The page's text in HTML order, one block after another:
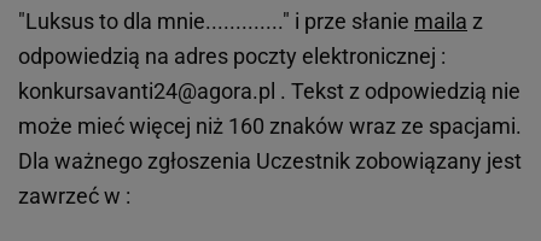
"Luksus to dla mnie............." i prze słanie maila z
odpowiedzią na adres poczty elektronicznej :
konkursavanti24@agora.pl . Tekst z odpowiedzią nie
może mieć więcej niż 160 znaków wraz ze spacjami.
Dla ważnego zgłoszenia Uczestnik zobowiązany jest
zawrzeć w :